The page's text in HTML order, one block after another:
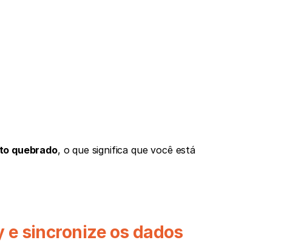
quebrado, o que significa que você está
sincronize os dados